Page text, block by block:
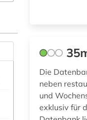
Die
neben
und
exklusiv für